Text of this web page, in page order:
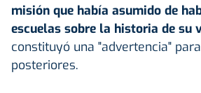
misión que había asumido de
escuelas sobre la historia de su
constituyó una "advertencia"
posteriores.